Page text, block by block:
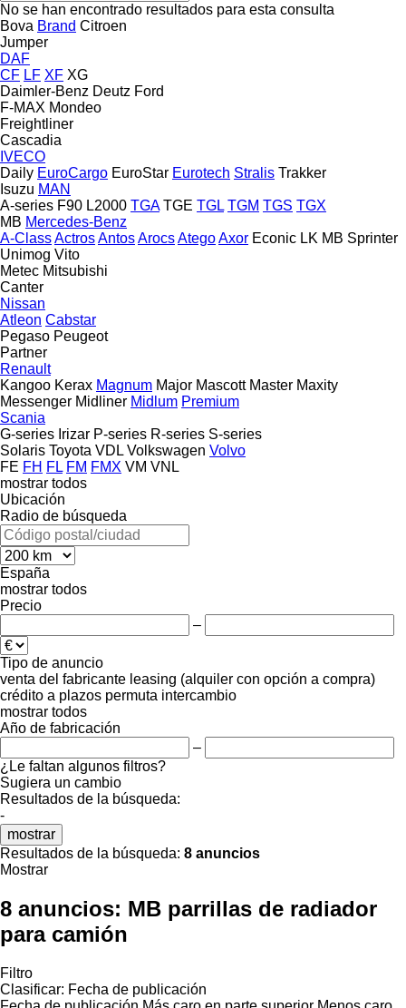
No se han encontrado resultados para esta consulta
Bova Brand Citroen
Jumper
DAF
CF LF XF XG
Daimler-Benz Deutz Ford
F-MAX Mondeo
Freightliner
Cascadia
IVECO
Daily EuroCargo EuroStar Eurotech Stralis Trakker
Isuzu MAN
A-series F90 L2000 TGA TGE TGL TGM TGS TGX
MB Mercedes-Benz
A-ClassActrosAntosArocsAtegoAxor Econic LK MB Sprinter
Unimog Vito
Metec Mitsubishi
Canter
Nissan
Atleon Cabstar
Pegaso Peugeot
Partner
Renault
Kangoo Kerax Magnum Major Mascott Master Maxity
Messenger Midliner Midlum Premium
Scania
G-series Irizar P-series R-series S-series
Solaris Toyota VDL Volkswagen Volvo
FE FH FL FM FMX VM VNL
mostrar todos
Ubicación
Radio de búsqueda
España
mostrar todos
Precio
–
Tipo de anuncio
venta del fabricante leasing (alquiler con opción a compra)
crédito a plazos permuta intercambio
mostrar todos
Año de fabricación
–
¿Le faltan algunos filtros?
Sugiera un cambio
Resultados de la búsqueda:
-
mostrar
Resultados de la búsqueda: 8 anuncios
Mostrar
8 anuncios: MB parrillas de radiador
para camión
Filtro
Clasificar: Fecha de publicación